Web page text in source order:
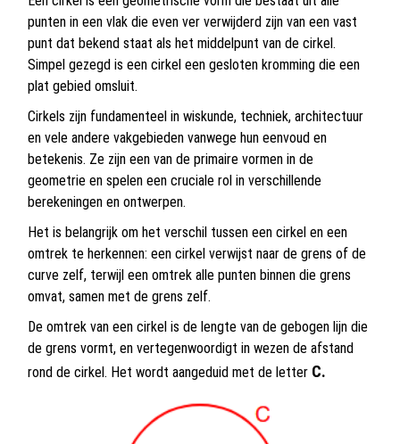
punten in een vlak die even ver verwijderd zijn van een vast
punt dat bekend staat als het middelpunt van de cirkel.
Simpel gezegd is een cirkel een gesloten kromming die een
plat gebied omsluit.
Cirkels zijn fundamenteel in wiskunde, techniek, architectuur
en vele andere vakgebieden vanwege hun eenvoud en
betekenis. Ze zijn een van de primaire vormen in de
geometrie en spelen een cruciale rol in verschillende
berekeningen en ontwerpen.
Het is belangrijk om het verschil tussen een cirkel en een
omtrek te herkennen: een cirkel verwijst naar de grens of de
curve zelf, terwijl een omtrek alle punten binnen die grens
omvat, samen met de grens zelf.
De omtrek van een cirkel is de lengte van de gebogen lijn die
de grens vormt, en vertegenwoordigt in wezen de afstand
rond de cirkel. Het wordt aangeduid met de letter C.